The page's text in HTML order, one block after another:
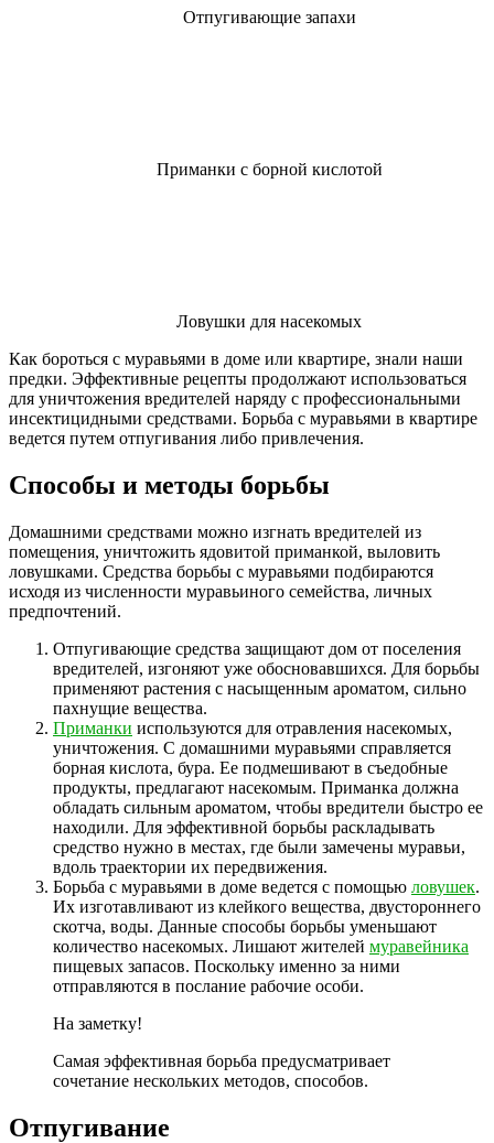
Отпугивающие запахи
Приманки с борной кислотой
Ловушки для насекомых
Как бороться с муравьями в доме или квартире, знали наши
предки. Эффективные рецепты продолжают использоваться
для уничтожения вредителей наряду с профессиональными
инсектицидными средствами. Борьба с муравьями в квартире
ведется путем отпугивания либо привлечения.
Способы и методы борьбы
Домашними средствами можно изгнать вредителей из
помещения, уничтожить ядовитой приманкой, выловить
ловушками. Средства борьбы с муравьями подбираются
исходя из численности муравьиного семейства, личных
предпочтений.
Отпугивающие средства защищают дом от поселения
вредителей, изгоняют уже обосновавшихся. Для борьбы
применяют растения с насыщенным ароматом, сильно
пахнущие вещества.
Приманки используются для отравления насекомых,
уничтожения. С домашними муравьями справляется
борная кислота, бура. Ее подмешивают в съедобные
продукты, предлагают насекомым. Приманка должна
обладать сильным ароматом, чтобы вредители быстро ее
находили. Для эффективной борьбы раскладывать
средство нужно в местах, где были замечены муравьи,
вдоль траектории их передвижения.
Борьба с муравьями в доме ведется с помощью ловушек.
Их изготавливают из клейкого вещества, двустороннего
скотча, воды. Данные способы борьбы уменьшают
количество насекомых. Лишают жителей муравейника
пищевых запасов. Поскольку именно за ними
отправляются в послание рабочие особи.
На заметку!
Самая эффективная борьба предусматривает
сочетание нескольких методов, способов.
Отпугивание